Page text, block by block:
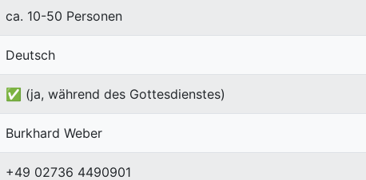
ca. 10-50 Personen
Deutsch
✅ (ja, während des Gottesdienstes)
Burkhard Weber
+49 02736 4490901